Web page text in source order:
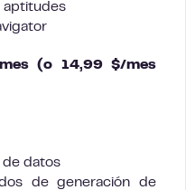
aptitudes
(o 14,99 $/mes
de datos
de generación de